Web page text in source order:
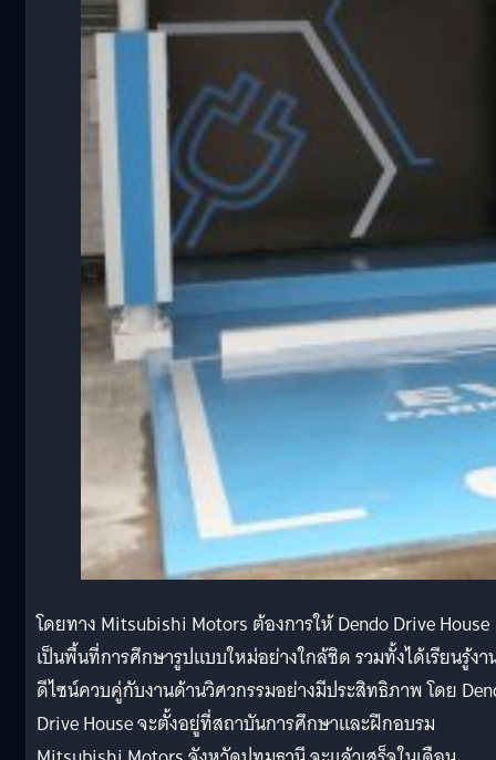
โดยทาง Mitsubishi Motors ต้องการให้ Dendo Drive House
เป็นพื้นที่การศึกษารูปแบบใหม่อย่างใกล้ชิด รวมทั้งได้เรียนรู้งา
ดีไซน์ควบคู่กับงานด้านวิศวกรรมอย่างมีประสิทธิภาพ โดย
Drive House จะตั้งอยู่ที่สถาบันการศึกษาและฝึกอบรม